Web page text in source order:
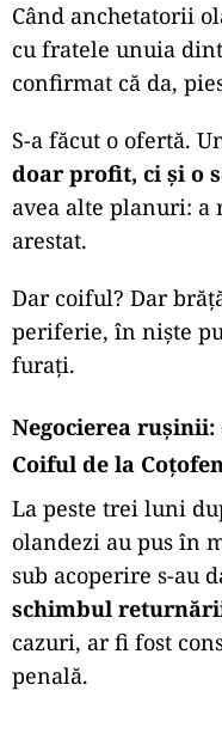
Când anchetatorii
cu fratele unuia
confirmat că da,
S-a făcut o ofertă.
doar profit, ci și o
avea alte planuri: a
arestat.
Dar coiful? Dar
periferie, în niște
furați.
Negocierea
Coiful de la
La peste trei luni
olandezi au pus în
sub acoperire s-au
schimbul
cazuri, ar fi fost
penală.